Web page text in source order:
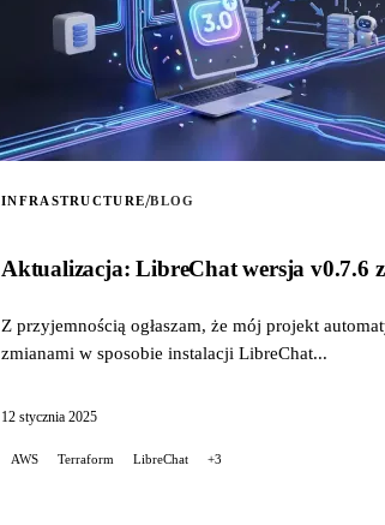
INFRASTRUCTURE/BLOG
Aktualizacja: LibreChat wersja v0.7.6
Z przyjemnością ogłaszam, że mój projekt
zmianami w sposobie instalacji LibreChat...
12 stycznia 2025
AWS Terraform LibreChat +3